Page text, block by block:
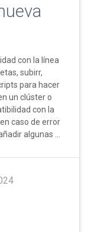
con la línea
subirr,
para hacer
un clúster o
con la
caso de error
algunas …